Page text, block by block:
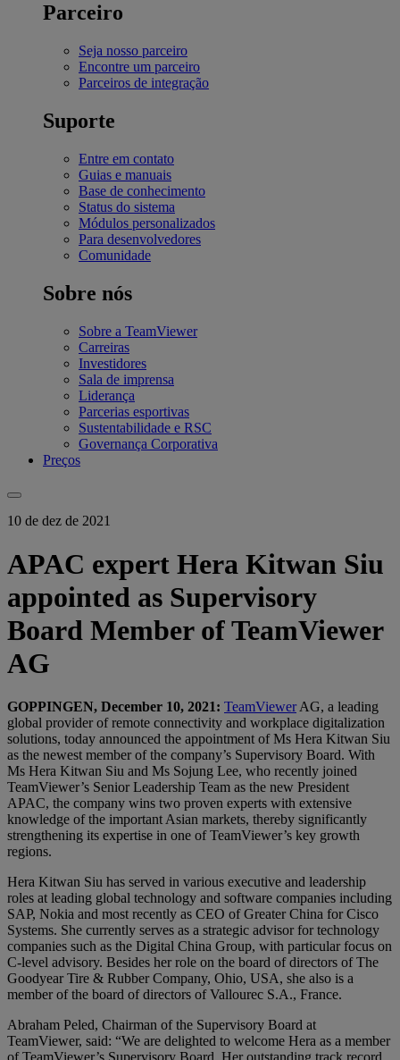
Parceiro
Seja nosso parceiro
Encontre um parceiro
Parceiros de integração
Suporte
Entre em contato
Guias e manuais
Base de conhecimento
Status do sistema
Módulos personalizados
Para desenvolvedores
Comunidade
Sobre nós
Sobre a TeamViewer
Carreiras
Investidores
Sala de imprensa
Liderança
Parcerias esportivas
Sustentabilidade e RSC
Governança Corporativa
Preços
10 de dez de 2021
APAC expert Hera Kitwan Siu
appointed as Supervisory
Board Member of TeamViewer
AG
GOPPINGEN, December 10, 2021: TeamViewerAG, a leading
global provider of remote connectivity and workplace digitalization
solutions, today announced the appointment of Ms Hera Kitwan Siu
as the newest member of the company’s Supervisory Board. With
Ms Hera Kitwan Siu and Ms Sojung Lee, who recently joined
TeamViewer’s Senior Leadership Team as the new President
APAC, the company wins two proven experts with extensive
knowledge of the important Asian markets, thereby significantly
strengthening its expertise in one of TeamViewer’s key growth
regions.
Hera Kitwan Siu has served in various executive and leadership
roles at leading global technology and software companies including
SAP, Nokia and most recently as CEO of Greater China for Cisco
Systems. She currently serves as a strategic advisor for technology
companies such as the Digital China Group, with particular focus on
C-level advisory. Besides her role on the board of directors of The
Goodyear Tire & Rubber Company, Ohio, USA, she also is a
member of the board of directors of Vallourec S.A., France.
Abraham Peled, Chairman of the Supervisory Board at
TeamViewer, said: “We are delighted to welcome Hera as a member